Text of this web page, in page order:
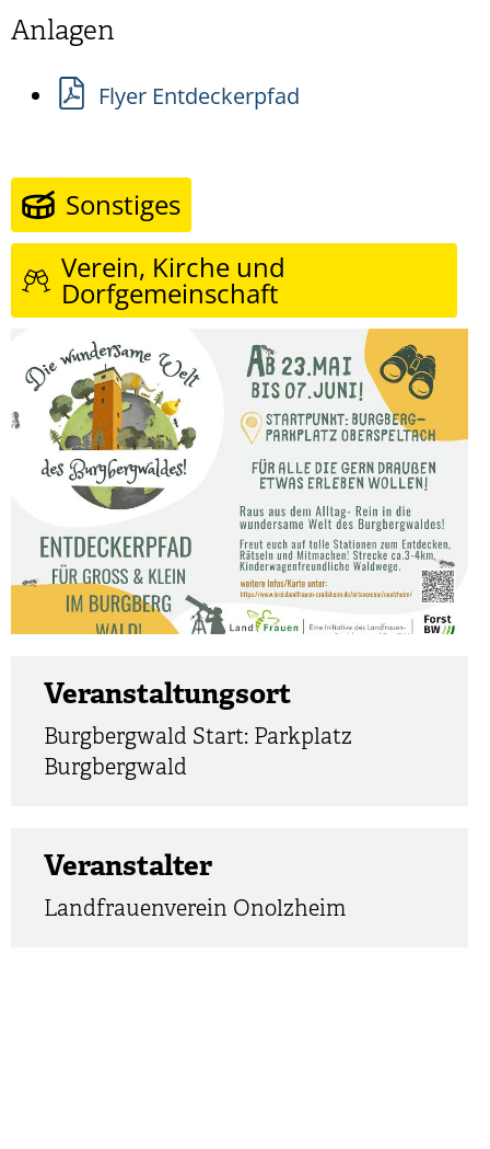
Anlagen
Flyer Entdeckerpfad
Sonstiges
Verein, Kirche und
Dorfgemeinschaft
Veranstaltungsort
Burgbergwald Start: Parkplatz
Burgbergwald
Veranstalter
Landfrauenverein Onolzheim